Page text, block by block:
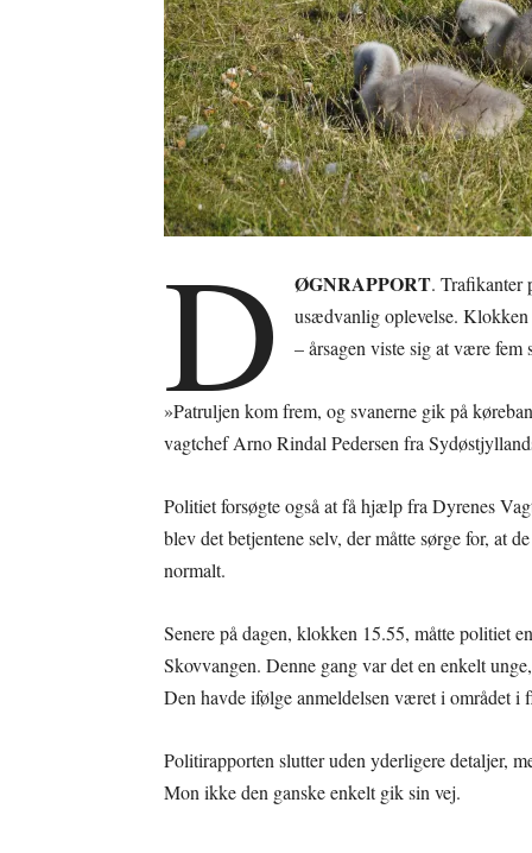
D ØGNRAPPORT. Trafikanter
usædvanlig oplevelse.
– årsagen viste sig at være fem
»Patruljen kom frem, og svanerne gik på
vagtchef Arno Rindal Pedersen fra
Politiet forsøgte også at få hjælp fra Dyrenes
blev det betjentene selv, der måtte sørge for, at
normalt.
Senere på dagen, klokken 15.55, måtte politiet
Skovvangen. Denne gang var det en enkelt
Den havde ifølge anmeldelsen været i området i
Politirapporten slutter uden yderligere detaljer,
Mon ikke den ganske enkelt gik sin vej.